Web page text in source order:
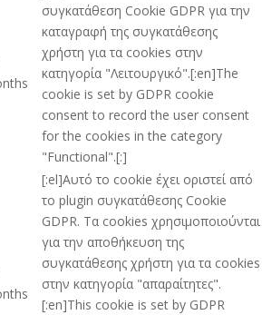
συγκατάθεση Cookie GDPR για την
καταγραφή της συγκατάθεσης
χρήστη για τα cookies στην
κατηγορία "Λειτουργικό".[:en]The
cookie is set by GDPR cookie
consent to record the user consent
for the cookies in the category
"Functional".[:]
[:el]Αυτό το cookie έχει οριστεί από
το plugin συγκατάθεσης Cookie
GDPR. Τα cookies χρησιμοποιούνται
για την αποθήκευση της
συγκατάθεσης χρήστη για τα cookies
στην κατηγορία "απαραίτητες".
[:en]This cookie is set by GDPR